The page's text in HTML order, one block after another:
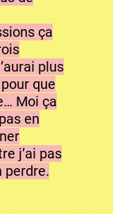
ça
plus
que
Moi ça
en
j’ai pas
perdre.